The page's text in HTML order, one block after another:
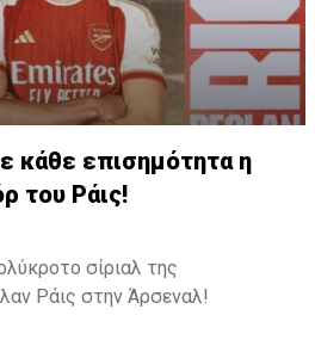
κάθε επισημότητα η
του Ράις!
σίριαλ της
Ράις στην Άρσεναλ!